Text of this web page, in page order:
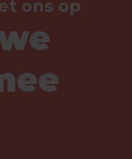
ons op